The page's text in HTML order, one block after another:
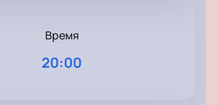
Время
20:00